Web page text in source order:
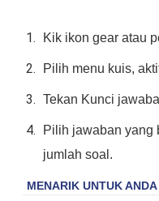
Kik ikon gear atau
Pilih menu kuis,
Tekan Kunci
Pilih jawaban yang
jumlah soal.